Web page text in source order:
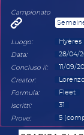
Campionato
Luogo
Hyères
Data
28/04/
Concluso il: 11/09/
Creator:
Formula
Fleet
Iscritti:
31
Prove: 5